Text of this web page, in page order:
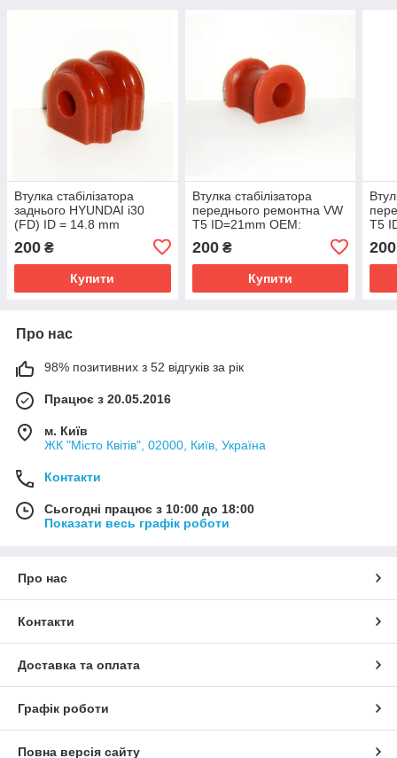
Втулка стабілізатора
заднього HYUNDAI i30
(FD) ID = 14.8 mm
поліуретан.
200 ₴
Купити
Втулка стабілізатора
переднього ремонтна VW
Т5 ID=21mm OEM:
7H5411313A поліуретан
200₴
Купити
Т5
200
Про нас
98% позитивних з 52 відгуків за рік
Працює з 20.05.2016
м. Київ
ЖК "Місто Квітів", 02000, Київ, Україна
Контакти
Сьогодні працює з 10:00 до 18:00
Показати весь графік роботи
Про нас
Контакти
Доставка та оплата
Графік роботи
Повна версія сайту